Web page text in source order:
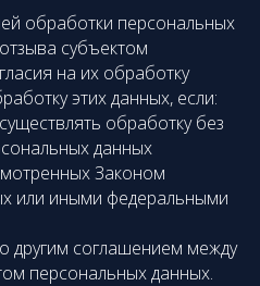
обработки персональных
субъектом
на их обработку
этих данных, если:
обработку без
данных
Законом
или иными федеральными
другим соглашением между
персональных данных.